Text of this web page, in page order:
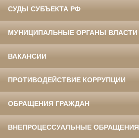
СУДЫ СУБЪЕКТА РФ
МУНИЦИПАЛЬНЫЕ ОРГАНЫ ВЛАСТИ
ВАКАНСИИ
ПРОТИВОДЕЙСТВИЕ КОРРУПЦИИ
ОБРАЩЕНИЯ ГРАЖДАН
ВНЕПРОЦЕССУАЛЬНЫЕ ОБРАЩЕНИЯ